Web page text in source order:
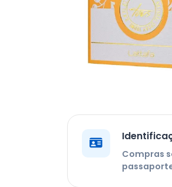
Compras